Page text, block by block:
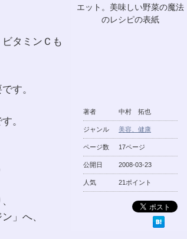
著者 中村 拓也
ジャンル 美容、健康
ページ数 17ページ
公開日 2008-03-23
人気 21ポイント
タミンＣも
す。
。
」へ、